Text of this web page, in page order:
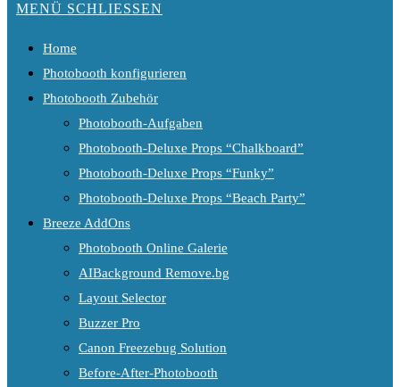
MENÜ SCHLIESSEN
Home
Photobooth konfigurieren
Photobooth Zubehör
Photobooth-Aufgaben
Photobooth-Deluxe Props “Chalkboard”
Photobooth-Deluxe Props “Funky”
Photobooth-Deluxe Props “Beach Party”
Breeze AddOns
Photobooth Online Galerie
AIBackground Remove.bg
Layout Selector
Buzzer Pro
Canon Freezebug Solution
Before-After-Photobooth